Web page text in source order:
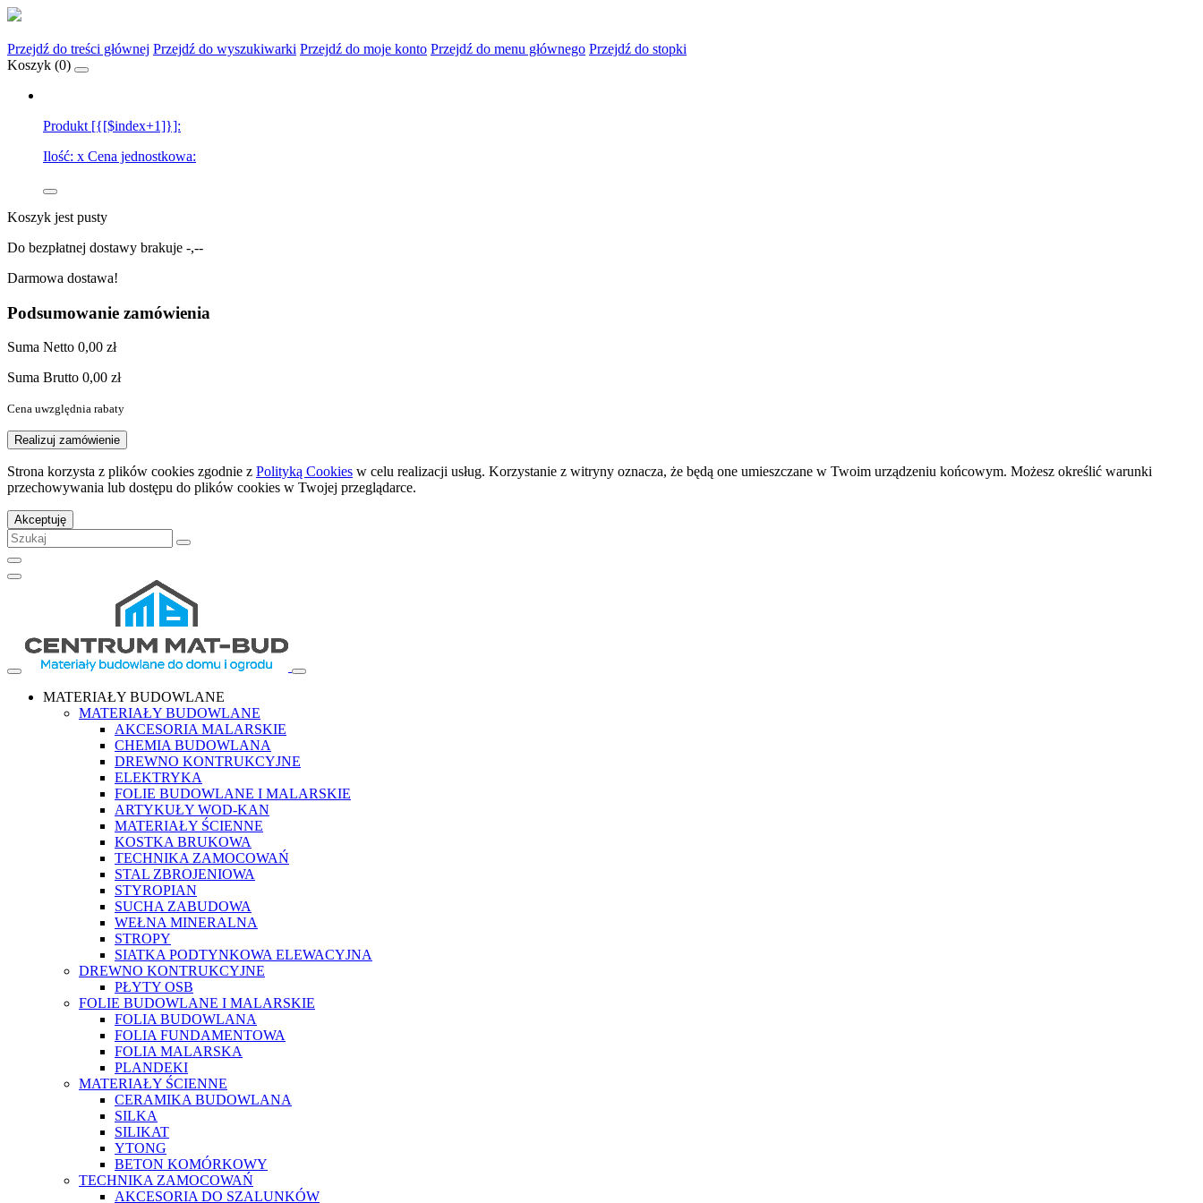
Przejdź do treści głównej Przejdź do wyszukiwarki Przejdź do moje konto Przejdź do menu głównego Przejdź do stopki
Koszyk (0)
Produkt [{[$index+1]}]:
Ilość: x Cena jednostkowa:
Koszyk jest pusty
Do bezpłatnej dostawy brakuje -,--
Darmowa dostawa!
Podsumowanie zamówienia
Suma Netto 0,00 zł
Suma Brutto 0,00 zł
Cena uwzględnia rabaty
Realizuj zamówienie
Strona korzysta z plików cookies zgodnie z Polityką Cookies w celu realizacji usług. Korzystanie z witryny oznacza, że będą one umieszczane w Twoim urządzeniu końcowym. Możesz określić warunki
przechowywania lub dostępu do plików cookies w Twojej przeglądarce.
Akceptuję
MATERIAŁY BUDOWLANE
MATERIAŁY BUDOWLANE
AKCESORIA MALARSKIE
CHEMIA BUDOWLANA
DREWNO KONTRUKCYJNE
ELEKTRYKA
FOLIE BUDOWLANE I MALARSKIE
ARTYKUŁY WOD-KAN
MATERIAŁY ŚCIENNE
KOSTKA BRUKOWA
TECHNIKA ZAMOCOWAŃ
STAL ZBROJENIOWA
STYROPIAN
SUCHA ZABUDOWA
WEŁNA MINERALNA
STROPY
SIATKA PODTYNKOWA ELEWACYJNA
DREWNO KONTRUKCYJNE
PŁYTY OSB
FOLIE BUDOWLANE I MALARSKIE
FOLIA BUDOWLANA
FOLIA FUNDAMENTOWA
FOLIA MALARSKA
PLANDEKI
MATERIAŁY ŚCIENNE
CERAMIKA BUDOWLANA
SILKA
SILIKAT
YTONG
BETON KOMÓRKOWY
TECHNIKA ZAMOCOWAŃ
AKCESORIA DO SZALUNKÓW